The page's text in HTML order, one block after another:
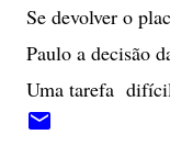
Se devolver o
Paulo a decisão
Uma tarefa